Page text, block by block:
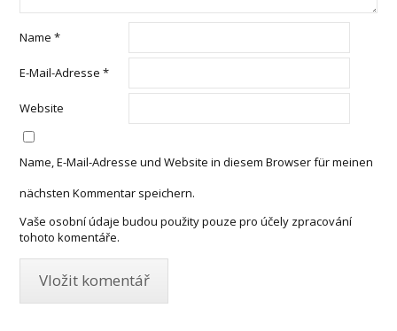
Name*
E-Mail-Adresse*
Website
Name, E-Mail-Adresse und Website in diesem Browser für meinen
nächsten Kommentar speichern.
Vaše osobní údaje budou použity pouze pro účely zpracování
tohoto komentáře.